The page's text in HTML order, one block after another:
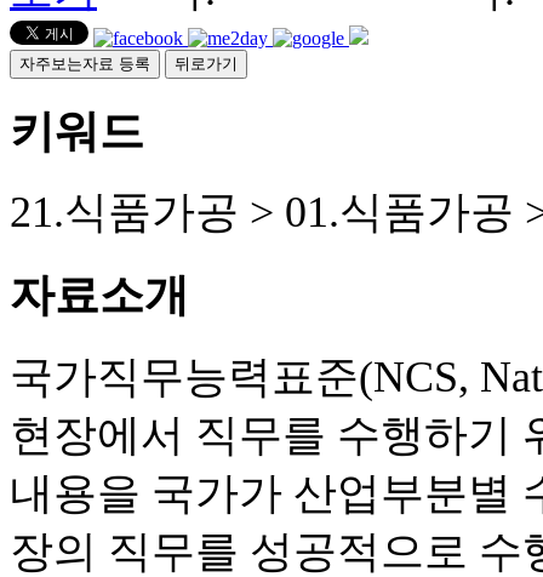
자주보는자료 등록 뒤로가기
키워드
21.식품가공 > 01.식품가공
자료소개
국가직무능력표준(NCS,
현장에서 직무를 수행하기
내용을 국가가 산업부분별
장의 직무를 성공적으로